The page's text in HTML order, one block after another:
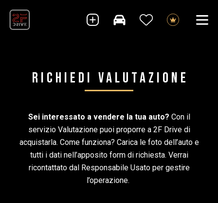
Richiedi valutazione
Sei interessato a vendere la tua auto? Con il
servizio Valutazione puoi proporre a 2F Drive di
acquistarla. Come funziona? Carica le foto dell’auto e
tutti i dati nell’apposito form di richiesta. Verrai
ricontattato dal Responsabile Usato per gestire
l’operazione.